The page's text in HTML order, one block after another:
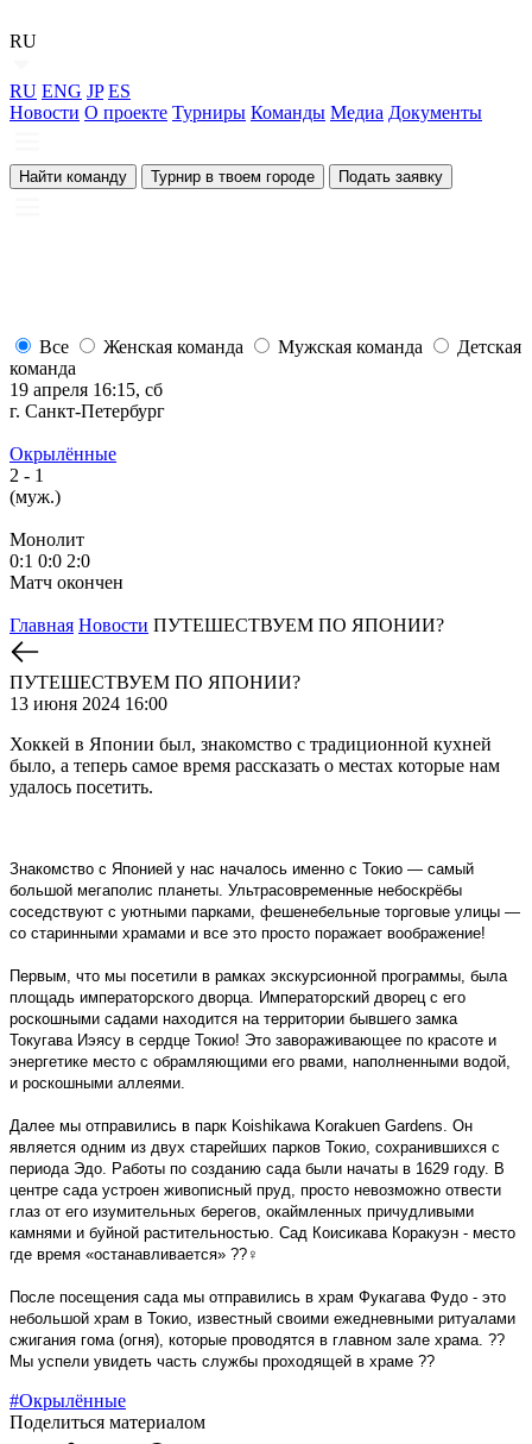
RU
RU ENG JP ES
Новости О проекте Турниры Команды Медиа Документы
Найти команду Турнир в твоем городе Подать заявку
Все Женская команда Мужская команда
Детская
команда
19 апреля 16:15, сб
г. Санкт-Петербург
Окрылённые
2 - 1
(муж.)
Монолит
0:1 0:0 2:0
Матч окончен
Главная Новости ПУТЕШЕСТВУЕМ ПО ЯПОНИИ?
ПУТЕШЕСТВУЕМ ПО ЯПОНИИ?
13 июня 2024 16:00
Хоккей в Японии был, знакомство с традиционной кухней
было, а теперь самое время рассказать о местах которые нам
удалось посетить.
Знакомство с Японией у нас началось именно с Токио — самый
большой мегаполис планеты. Ультрасовременные небоскрёбы
соседствуют с уютными парками, фешенебельные торговые улицы —
со старинными храмами и все это просто поражает воображение!
Первым, что мы посетили в рамках экскурсионной программы, была
площадь императорского дворца. Императорский дворец с его
роскошными садами находится на территории бывшего замка
Токугава Иэясу в сердце Токио! Это завораживающее по красоте и
энергетике место с обрамляющими его рвами, наполненными водой,
и роскошными аллеями.
Далее мы отправились в парк Koishikawa Korakuen Gardens. Он
является одним из двух старейших парков Токио, сохранившихся с
периода Эдо. Работы по созданию сада были начаты в 1629 году. В
центре сада устроен живописный пруд, просто невозможно отвести
глаз от его изумительных берегов, окаймленных причудливыми
камнями и буйной растительностью. Сад Коисикава Коракуэн - место
где время «останавливается» ??‍♀️
После посещения сада мы отправились в храм Фукагава Фудо - это
небольшой храм в Токио, известный своими ежедневными ритуалами
сжигания гома (огня), которые проводятся в главном зале храма. ??
Мы успели увидеть часть службы проходящей в храме ??
#Окрылённые
Поделиться материалом